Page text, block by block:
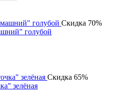
Скидка 70%
голубой
Скидка 65%
зелёная